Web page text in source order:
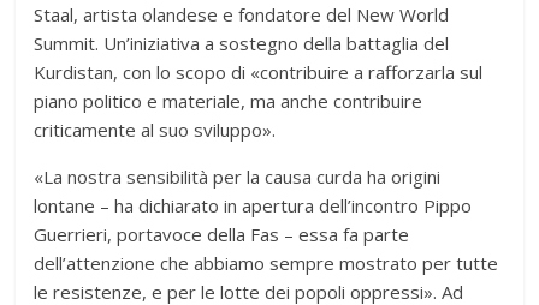
Staal, artista olandese e fondatore del New World
Summit. Un’iniziativa a sostegno della battaglia del
Kurdistan, con lo scopo di «contribuire a rafforzarla sul
piano politico e materiale, ma anche contribuire
criticamente al suo sviluppo».
«La nostra sensibilità per la causa curda ha origini
lontane – ha dichiarato in apertura dell’incontro Pippo
Guerrieri, portavoce della Fas – essa fa parte
dell’attenzione che abbiamo sempre mostrato per tutte
le resistenze, e per le lotte dei popoli oppressi». Ad